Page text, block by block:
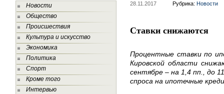
Новости
Общество
Происшествия
Культура и искусство
Экономика
Политика
Спорт
Кроме того
Интервью
28.11.2017 Рубрика: Новости
Ставки снижаются
Процентные ставки по
Кировской области
сентябре – на 1,4 пп., до
спроса на ипотечные